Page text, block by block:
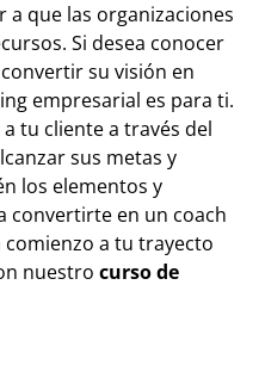
que las organizaciones
Si desea conocer
su visión en
empresarial es para ti.
tu cliente a través del
sus metas y
los elementos y
convertirte en un coach
comienzo a tu trayecto
nuestro curso de